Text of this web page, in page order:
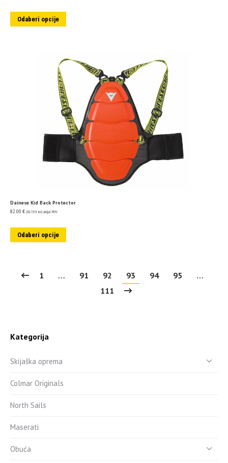
Odaberi opcije
Dainese Kid Back Protector
82.00 € (617.83 kn) uključ. PDV
Odaberi opcije
1 … 91 92 93 94 95
…
111
Kategorija
Skijaška oprema
Colmar Originals
North Sails
Maserati
Obuća